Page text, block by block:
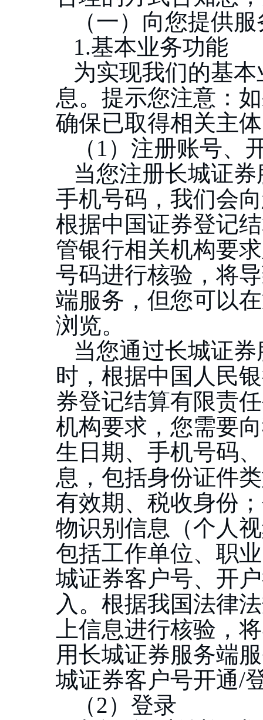
（一）向您提供
1.基本业务功能
为实现我们的基
息。提示您注意：
确保已取得相关主
（ 1）注册账号、
当您注册长城证
手机号码，我们会
根据中国证券登记
管银行相关机构要
号码进行核验，将
端服务，但您可以
浏览。
当您通过长城证
时，根据中国人民
券登记结算有限责
机构要求， 您需要
生日期、手机号码
息，包括身份证件
有效期、税收身份
物识别信息（个人
包括工作单位、职
城证券客户号、开
入。 根据我国法律
上信息进行核验，
用长城证券服务端
城证券客户号开通/
（2）登录